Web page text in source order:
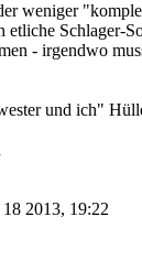
weniger
etliche Schlager-
- irgendwo
und ich"
2013, 19:22